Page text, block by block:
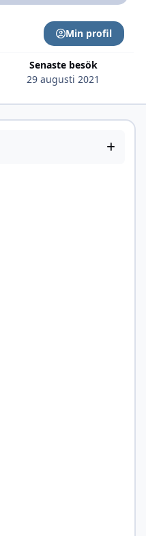
Senaste besök
29 augusti 2021
Min profil